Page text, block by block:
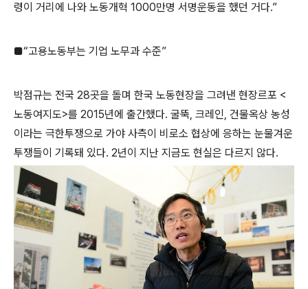
령이 거리에 나와 노동개혁 1000만명 서명운동을 했던 거다.”
■“고용노동부는 기업 노무과 수준”
박점규는 전국 28곳을 돌며 한국 노동현장을 그려낸 현장르포 <
노동여지도>를 2015년에 출간했다. 굴뚝, 크레인, 건물옥상 농성
이라는 극한투쟁으로 가야 사측이 비로소 협상에 응하는 눈물겨운
투쟁들이 기록돼 있다. 2년이 지난 지금도 현실은 다르지 않다.